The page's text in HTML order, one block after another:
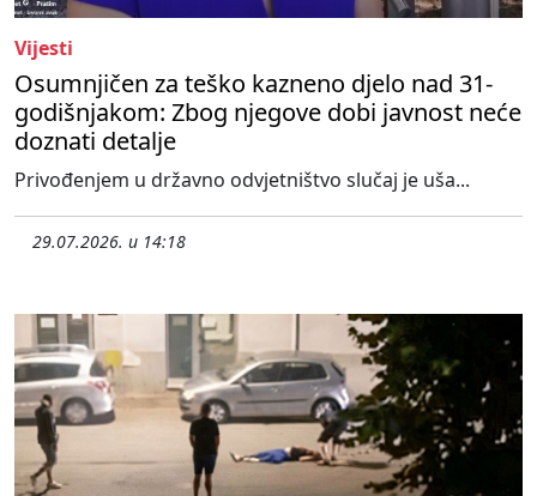
Vijesti
Osumnjičen za teško kazneno djelo nad 31-
godišnjakom: Zbog njegove dobi javnost neće
doznati detalje
Privođenjem u državno odvjetništvo slučaj je uša...
29.07.2026. u 14:18